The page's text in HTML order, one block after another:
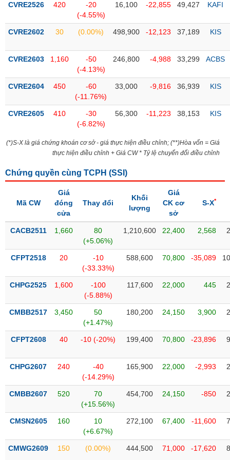
thái
phiếu
mô
thị
Niêm
Niêm
Niêm
bổ
Hủy
yết
dõi
biệt
được
ký
Danh
phiếu
tiết
CVRE2526 420
-20
(-4.55%)
16,100 -22,855 49,427 KAFI
CVRE2602 30 (0.00%) 498,900 -12,123 37,189 KIS
CVRE2603 1,160
-50
(-4.13%)
246,800 -4,988 33,299 ACBS
CVRE2604 450
-60
(-11.76%)
33,000 -9,816 36,939 KIS
CVRE2605 410
-30
(-6.82%)
56,300 -11,223 38,153 KIS
(*)S-X là giá chứng khoán cơ sở - giá thực hiện điều chỉnh; (**)Hòa vốn = Giá
thực hiện điều chỉnh + Giá CW * Tỷ lệ chuyển đổi điều chỉnh
Chứng quyền cùng TCPH (SSI )
Mã CW
Giá
đóng
cửa
Thay đổi
Khối
lượng
Giá
CK cơ
sở
S-X*
CACB2511 1,660
80
(+5.06%)
1,210,600 22,400 2,568
CFPT2518 20
-10
(-33.33%)
588,600 70,800 -35,089
CHPG2525 1,600
-100
(-5.88%)
117,600 22,000 445
CMBB2517 3,450
50
(+1.47%)
180,200 24,150 3,900
CFPT2608 40 -10 (-20%) 199,400 70,800 -23,896
CHPG2607 240
-40
(-14.29%)
165,900 22,000 -2,993
CMBB2607 520
70
(+15.56%)
454,700 24,150 -850
CMSN2605 160
10
(+6.67%)
272,100 67,400 -11,600
CMWG2609 150 (0.00%) 444,500 71,000 -17,620
NGÀNH
DOANH
NGHIỆP
PHÁI
SINH
TRÁI
PHIẾU
CÔNG
CỤ
TƯ
XUẤT
LIỆU
MỚI
(-)